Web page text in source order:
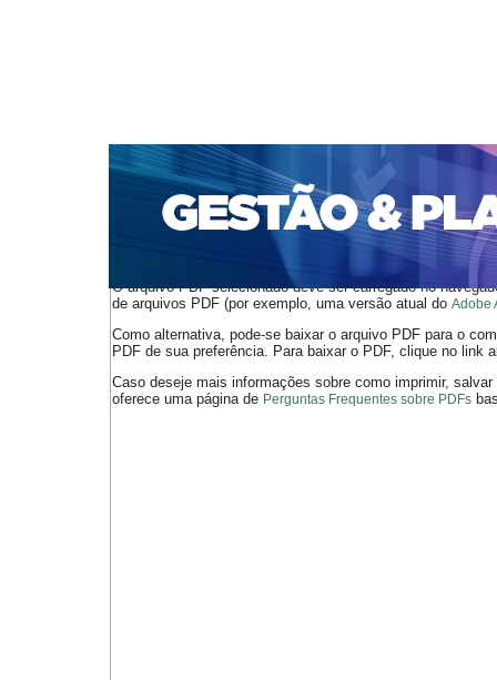
CAPA SOBRE ACESSO CADASTRO
PORTAL DE REVISTAS DA UNIFACS
SUBMISSÕES
PARA SUBMISSÃO DE ARTIGOS
TUTORIAL PARA
Capa Spínola
O arquivo PDF selecionado deve ser carregado no
de arquivos PDF (por exemplo, uma versão atual do Adobe
Como alternativa, pode-se baixar o arquivo PDF para o
PDF de sua preferência. Para baixar o PDF, clique no link
Caso deseje mais informações sobre como imprimir,
oferece uma página de Perguntas Frequentes sobre PDFs